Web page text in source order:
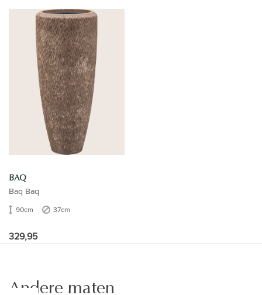
BAQ
Baq Baq
90cm 37cm
329,95
Andere maten